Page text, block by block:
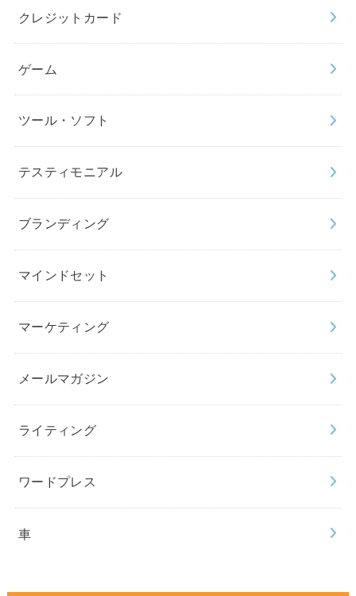
クレジットカード
ゲーム
ツール・ソフト
テスティモニアル
ブランディング
マインドセット
マーケティング
メールマガジン
ライティング
ワードプレス
車